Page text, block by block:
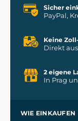
Sicher
PayPal,
Keine
Direkt
2 eigene
In Prag
WIE EINKAUFEN